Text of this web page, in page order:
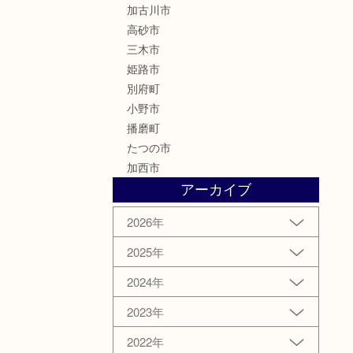
加古川市
高砂市
三木市
姫路市
別府町
小野市
播磨町
たつの市
加西市
アーカイブ
2026年
2025年
2024年
2023年
2022年